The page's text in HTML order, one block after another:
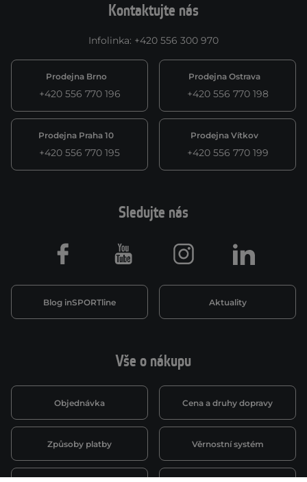
Kontaktujte nás
Infolinka: +420 556 300 970
Prodejna Brno
+420 556 770 196
Prodejna Ostrava
+420 556 770 198
Prodejna Praha 10
+420 556 770 195
Prodejna Vítkov
+420 556 770 199
Vše o nákupu
Objednávka Cena a druhy dopravy
Způsoby platby Věrnostní systém
Sledujte nás
Blog inSPORTline Aktuality
Facebook Youtube Instagram LinkedIn